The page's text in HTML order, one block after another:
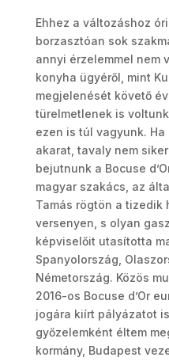
Ehhez a változáshoz
borzasztóan sok
annyi érzelemmel nem
konyha ügyéről, mint
megjelenését követő
türelmetlenek is
ezen is túl vagyunk.
akarat, tavaly nem
bejutnunk a Bocuse
magyar szakács, az
Tamás rögtön a tizedik
versenyen, s olyan
képviselőit utasította
Spanyolország,
Németország. Közös
2016-os Bocuse d’Or
jogára kiírt pályázatot
győzelemként éltem
kormány, Budapest